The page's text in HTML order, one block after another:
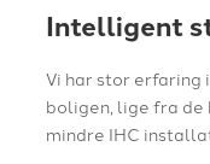
Intelligent
Vi har stor
boligen, lige fra
mindre IHC